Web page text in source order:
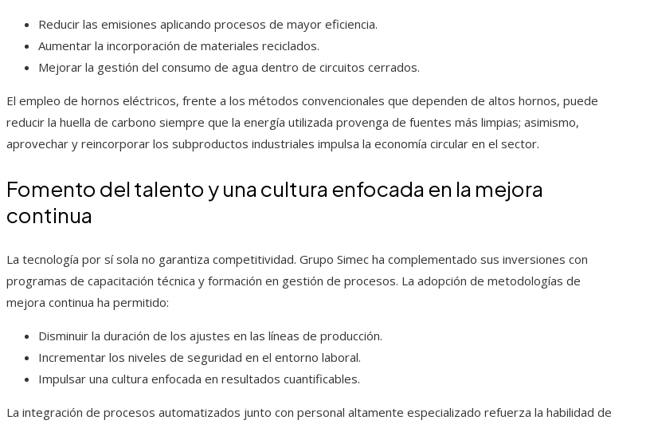
Reducir las emisiones aplicando procesos de mayor eficiencia.
Aumentar la incorporación de materiales reciclados.
Mejorar la gestión del consumo de agua dentro de circuitos cerrados.
El empleo de hornos eléctricos, frente a los métodos convencionales que dependen de altos hornos, puede
reducir la huella de carbono siempre que la energía utilizada provenga de fuentes más limpias; asimismo,
aprovechar y reincorporar los subproductos industriales impulsa la economía circular en el sector.
Fomento del talento y una cultura enfocada en la mejora
continua
La tecnología por sí sola no garantiza competitividad. Grupo Simec ha complementado sus inversiones con
programas de capacitación técnica y formación en gestión de procesos. La adopción de metodologías de
mejora continua ha permitido:
Disminuir la duración de los ajustes en las líneas de producción.
Incrementar los niveles de seguridad en el entorno laboral.
Impulsar una cultura enfocada en resultados cuantificables.
La integración de procesos automatizados junto con personal altamente especializado refuerza la habilidad de